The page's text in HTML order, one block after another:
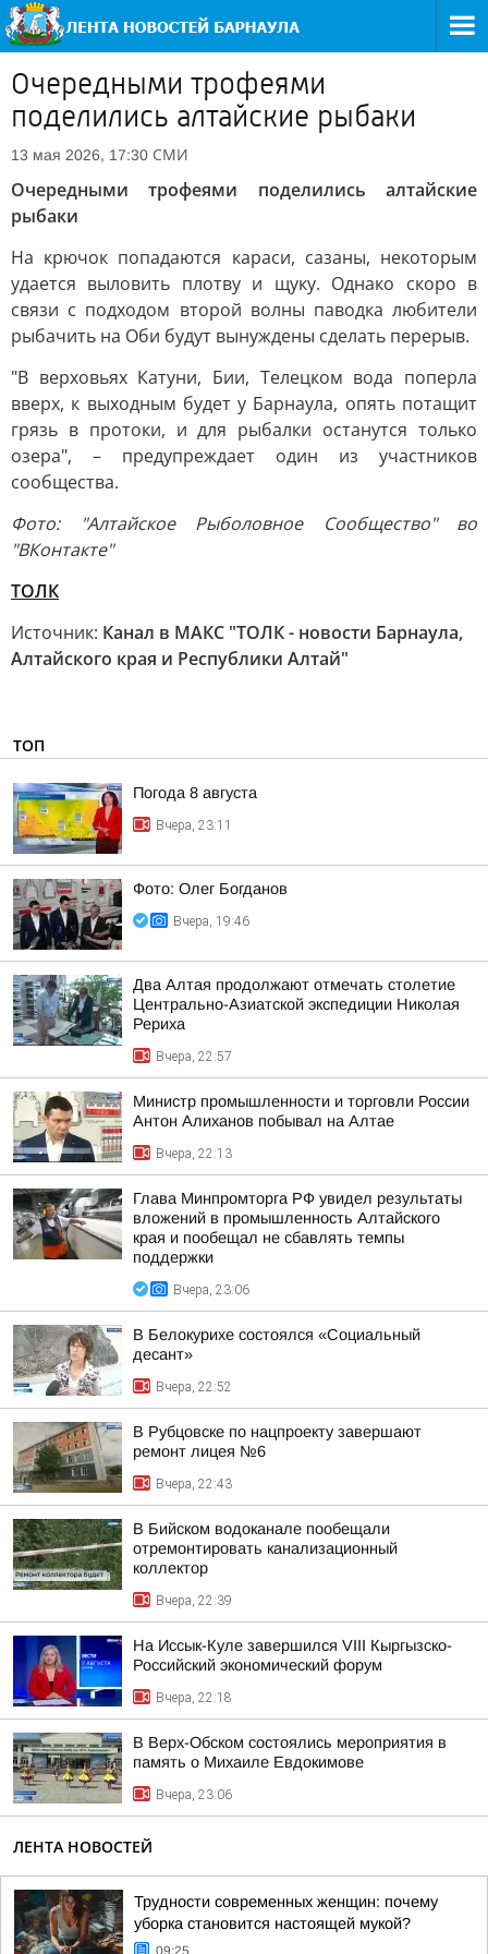
Очередными трофеями
поделились алтайские рыбаки
13 мая 2026, 17:30 СМИ
Очередными трофеями поделились алтайские
рыбаки
На крючок попадаются караси, сазаны, некоторым
удается выловить плотву и щуку. Однако скоро в
связи с подходом второй волны паводка любители
рыбачить на Оби будут вынуждены сделать перерыв.
"В верховьях Катуни, Бии, Телецком вода поперла
вверх, к выходным будет у Барнаула, опять потащит
грязь в протоки, и для рыбалки останутся только
озера", – предупреждает один из участников
сообщества.
Фото: "Алтайское Рыболовное Сообщество" во
"ВКонтакте"
ТОЛК
Источник: Канал в МАКС "ТОЛК - новости Барнаула,
Алтайского края и Республики Алтай"
ТОП
Погода 8 августа
Вчера, 23:11
Фото: Олег Богданов
Вчера, 19:46
Два Алтая продолжают отмечать столетие
Центрально-Азиатской экспедиции Николая
Рериха
Вчера, 22:57
Министр промышленности и торговли России
Антон Алиханов побывал на Алтае
Вчера, 22:13
Глава Минпромторга РФ увидел результаты
вложений в промышленность Алтайского
края и пообещал не сбавлять темпы
поддержки
Вчера, 23:06
В Белокурихе состоялся «Социальный
десант»
Вчера, 22:52
В Рубцовске по нацпроекту завершают
ремонт лицея №6
Вчера, 22:43
В Бийском водоканале пообещали
отремонтировать канализационный
коллектор
Вчера, 22:39
На Иссык-Куле завершился VIII Кыргызско-
Российский экономический форум
Вчера, 22:18
В Верх-Обском состоялись мероприятия в
память о Михаиле Евдокимове
Вчера, 23:06
ЛЕНТА НОВОСТЕЙ
Трудности современных женщин: почему
уборка становится настоящей мукой?
09:25